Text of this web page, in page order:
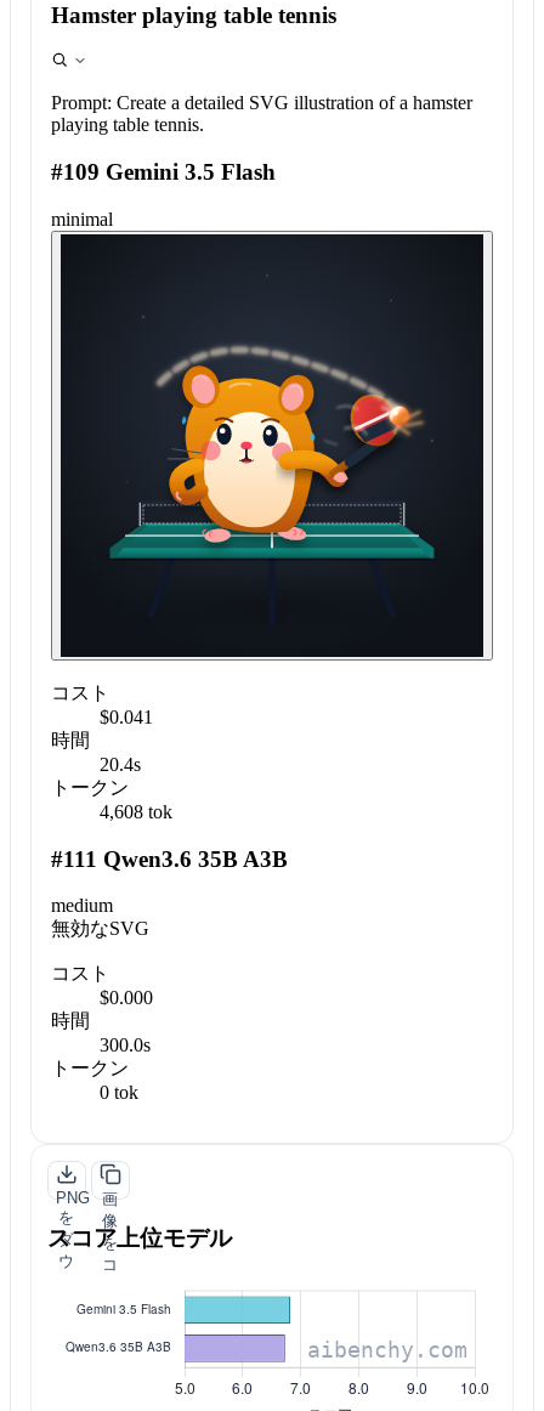
Hamster playing table tennis
Prompt: Create a detailed SVG illustration of a hamster
playing table tennis.
#109 Gemini 3.5 Flash
minimal
コスト
$0.041
時間
20.4s
トークン
4,608 tok
#111 Qwen3.6 35B A3B
medium
無効なSVG
コスト
$0.000
時間
300.0s
トークン
0 tok
PNG
を
ダ
ウ
ド
画
像
を
コ
ー
スコア上位モデル